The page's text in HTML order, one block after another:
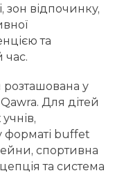
зон відпочинку,
та
час.
у
Для дітей
форматі buffet
спортивна
та система